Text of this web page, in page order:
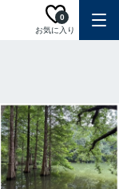
お気に入り
0